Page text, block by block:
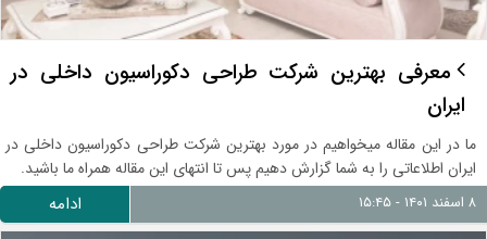
معرفی بهترین شرکت طراحی دکوراسیون داخلی در
ایران
ما در این مقاله میخواهیم در مورد بهترین شرکت طراحی دکوراسیون داخلی در
ایران اطلاعاتی را به شما گزارش دهیم پس تا انتهای این مقاله همراه ما باشید.
ادامه